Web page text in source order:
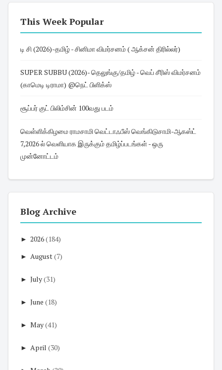
This Week Popular
டி சி (2026)-தமிழ் - சினிமா விமர்சனம் ( ஆக்சன் திரில்லர்)
SUPER SUBBU (2026)- தெலுங்கு/தமிழ் - வெப் சீரிஸ் விமர்சனம்
(காமெடி டிராமா) @நெட் பிளிக்ஸ்
சூப்பர் குட் பிலிம்சின் 100வது படம்
வெள்ளிக்கிழமை ராமசாமி வெட்டாஃபீஸ் வெங்கிடுசாமி-ஆகஸ்ட்
7,2026 ல் வெளியாக இருக்கும் தமிழ்ப்படங்கள் - ஒரு
முன்னோட்டம்
Blog Archive
► 2026(184)
► August(7)
► July(31)
► June (18)
► May(41)
► April (30)